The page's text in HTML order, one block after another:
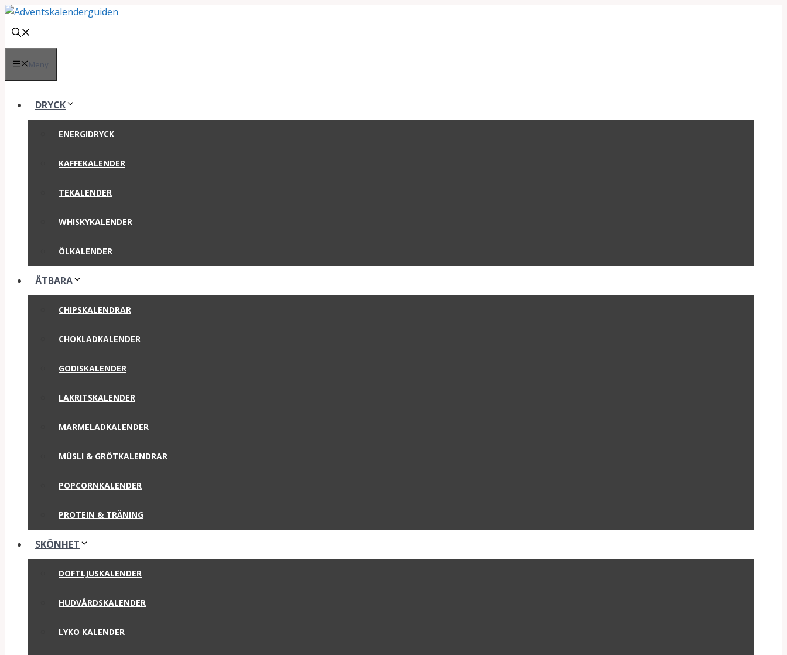
Hoppa
till
innehåll
Meny
DRYCK
ENERGIDRYCK
KAFFEKALENDER
TEKALENDER
WHISKYKALENDER
ÖLKALENDER
ÄTBARA
CHIPSKALENDRAR
CHOKLADKALENDER
GODISKALENDER
LAKRITSKALENDER
MARMELADKALENDER
MÜSLI & GRÖTKALENDRAR
POPCORNKALENDER
PROTEIN & TRÄNING
SKÖNHET
DOFTLJUSKALENDER
HUDVÅRDSKALENDER
LYKO KALENDER